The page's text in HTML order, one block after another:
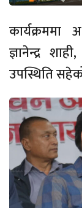
कार्यक्रममा
ज्ञानेन्द्र
उपस्थिति